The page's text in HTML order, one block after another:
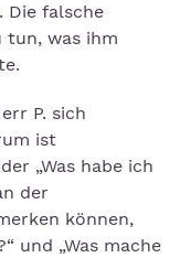
Die falsche
tun, was ihm
P. sich
ist
„Was habe ich
der
können,
und „Was mache